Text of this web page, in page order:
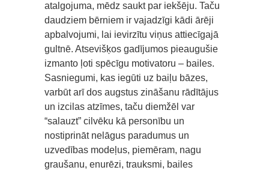
atalgojuma, mēdz saukt par iekšēju. Taču
daudziem bērniem ir vajadzīgi kādi ārēji
apbalvojumi, lai ievirzītu viņus attiecīgajā
gultnē. Atsevišķos gadījumos pieaugušie
izmanto ļoti spēcīgu motivatoru – bailes.
Sasniegumi, kas iegūti uz baiļu bāzes,
varbūt arī dos augstus zināšanu rādītājus
un izcilas atzīmes, taču diemžēl var
“salauzt” cilvēku kā personību un
nostiprināt nelāgus paradumus un
uzvedības modeļus, piemēram, nagu
graušanu, enurēzi, trauksmi, bailes